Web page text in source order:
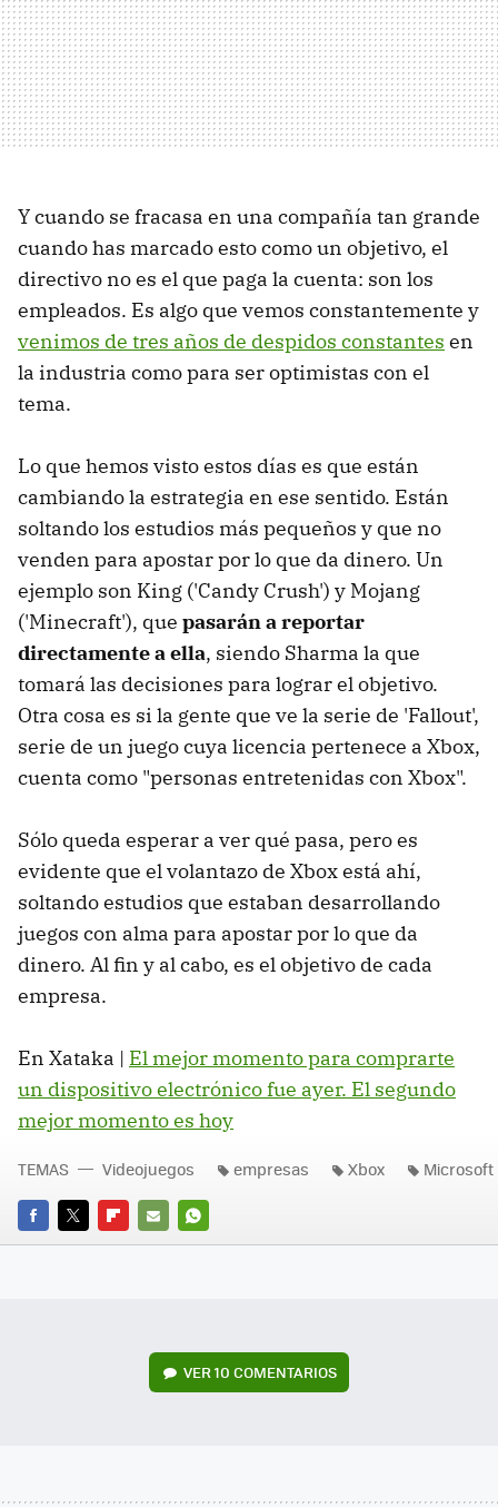
Y cuando se fracasa en una compañía tan grande
cuando has marcado esto como un objetivo, el
directivo no es el que paga la cuenta: son los
empleados. Es algo que vemos constantemente y
venimos de tres años de despidos constantes en
la industria como para ser optimistas con el
tema.
Lo que hemos visto estos días es que están
cambiando la estrategia en ese sentido. Están
soltando los estudios más pequeños y que no
venden para apostar por lo que da dinero. Un
ejemplo son King ('Candy Crush') y Mojang
('Minecraft'), que pasarán a reportar
directamente a ella, siendo Sharma la que
tomará las decisiones para lograr el objetivo.
Otra cosa es si la gente que ve la serie de 'Fallout',
serie de un juego cuya licencia pertenece a Xbox,
cuenta como "personas entretenidas con Xbox".
Sólo queda esperar a ver qué pasa, pero es
evidente que el volantazo de Xbox está ahí,
soltando estudios que estaban desarrollando
juegos con alma para apostar por lo que da
dinero. Al fin y al cabo, es el objetivo de cada
empresa.
En Xataka | El mejor momento para comprarte
un dispositivo electrónico fue ayer. El segundo
mejor momento es hoy
FACEBOOK
TWITTERFLIPBOARD
E-
WHATSAPP
TEMAS Videojuegos empresas Xbox Microsoft
VER10 COMENTARIOS